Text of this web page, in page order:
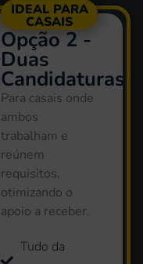
IDEAL PARA
CASAIS
Opção 2 -
Duas
Candidaturas
Para casais onde
ambos
trabalham e
reúnem
requisitos,
otimizando o
apoio a receber.
Tudo da